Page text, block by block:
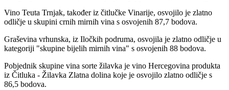
Vino Teuta Trnjak, također iz čitlučke Vinarije, osvojilo je zlatno
odličje u skupini crnih mirnih vina s osvojenih 87,7 bodova.
Graševina vrhunska, iz Iločkih podruma, osvojila je zlatno odličje u
kategoriji "skupine bijelih mirnih vina" s osvojenih 88 bodova.
Pobjednik skupine vina sorte žilavka je vino Hercegovina produkta
iz Čitluka - Žilavka Zlatna dolina koje je osvojilo zlatno odličje s
86,5 bodova.